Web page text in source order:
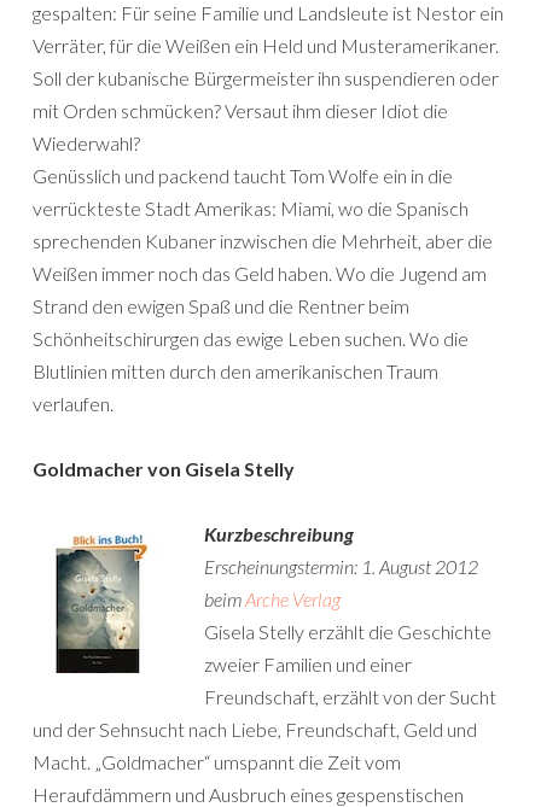
gespalten: Für seine Familie und Landsleute ist Nestor ein
Verräter, für die Weißen ein Held und Musteramerikaner.
Soll der kubanische Bürgermeister ihn suspendieren oder
mit Orden schmücken? Versaut ihm dieser Idiot die
Wiederwahl?
Genüsslich und packend taucht Tom Wolfe ein in die
verrückteste Stadt Amerikas: Miami, wo die Spanisch
sprechenden Kubaner inzwischen die Mehrheit, aber die
Weißen immer noch das Geld haben. Wo die Jugend am
Strand den ewigen Spaß und die Rentner beim
Schönheitschirurgen das ewige Leben suchen. Wo die
Blutlinien mitten durch den amerikanischen Traum
verlaufen.
Goldmacher von Gisela Stelly
Kurzbeschreibung
Erscheinungstermin: 1. August 2012
beimArche Verlag
Gisela Stelly erzählt die Geschichte
zweier Familien und einer
Freundschaft, erzählt von der Sucht
und der Sehnsucht nach Liebe, Freundschaft, Geld und
Macht. „Goldmacher“ umspannt die Zeit vom
Heraufdämmern und Ausbruch eines gespenstischen